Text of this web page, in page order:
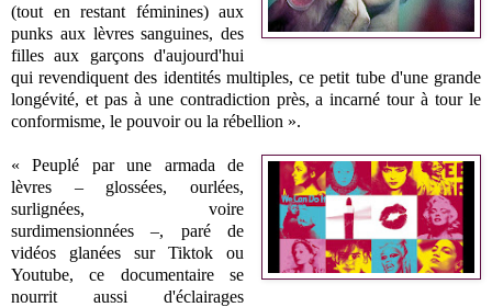
(tout en restant féminines) aux
punks aux lèvres sanguines, des
filles aux garçons d'aujourd'hui
qui revendiquent des identités multiples, ce petit tube d'une grande
longévité, et pas à une contradiction près, a incarné tour à tour le
conformisme, le pouvoir ou la rébellion ».
« Peuplé par une armada de
lèvres – glossées, ourlées,
surlignées, voire
surdimensionnées –, paré de
vidéos glanées sur Tiktok ou
Youtube, ce documentaire se
nourrit aussi d'éclairages